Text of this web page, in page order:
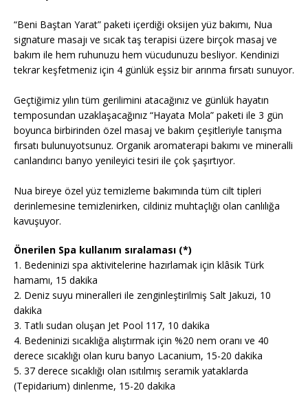
“Beni Baştan Yarat” paketi içerdiği oksijen yüz bakımı, Nua
signature masajı ve sıcak taş terapisi üzere birçok masaj ve
bakım ile hem ruhunuzu hem vücudunuzu besliyor. Kendinizi
tekrar keşfetmeniz için 4 günlük eşsiz bir arınma fırsatı sunuyor.
Geçtiğimiz yılın tüm gerilimini atacağınız ve günlük hayatın
temposundan uzaklaşacağınız “Hayata Mola” paketi ile 3 gün
boyunca birbirinden özel masaj ve bakım çeşitleriyle tanışma
fırsatı bulunuyotsunuz. Organik aromaterapi bakımı ve mineralli
canlandırıcı banyo yenileyici tesiri ile çok şaşırtıyor.
Nua bireye özel yüz temizleme bakımında tüm cilt tipleri
derinlemesine temizlenirken, cildiniz muhtaçlığı olan canlılığa
kavuşuyor.
Önerilen Spa kullanım sıralaması (*)
1. Bedeninizi spa aktivitelerine hazırlamak için klâsik Türk
hamamı, 15 dakika
2. Deniz suyu mineralleri ile zenginleştirilmiş Salt Jakuzi, 10
dakika
3. Tatlı sudan oluşan Jet Pool 117, 10 dakika
4. Bedeninizi sıcaklığa alıştırmak için %20 nem oranı ve 40
derece sıcaklığı olan kuru banyo Lacanium, 15-20 dakika
5. 37 derece sıcaklığı olan ısıtılmış seramik yataklarda
(Tepidarium) dinlenme, 15-20 dakika